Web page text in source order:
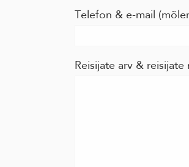
Telefon & e-mail
Reisijate arv & reisijate